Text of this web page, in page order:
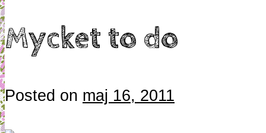
Mycket to do
Posted on maj 16, 2011